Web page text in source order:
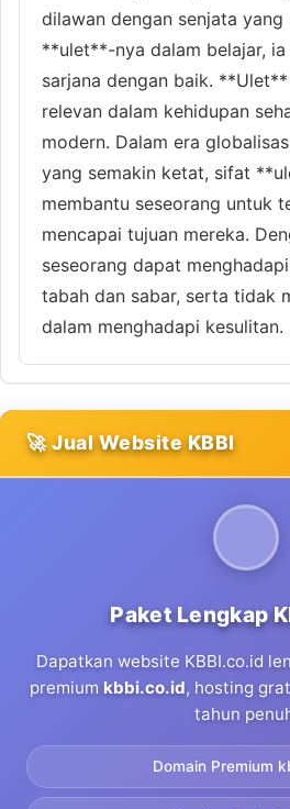
dilawan dengan senjata yang
**ulet**-nya dalam belajar, ia
sarjana dengan baik.
relevan dalam kehidupan
modern. Dalam era
yang semakin ketat, sifat
membantu seseorang untuk
mencapai tujuan mereka.
seseorang dapat
tabah dan sabar, serta tidak
dalam menghadapi kesulitan.
🚀 Jual Website KBBI
Paket Lengkap
Dapatkan website KBBI.co.id
premium kbbi.co.id, hosting
tahun
Domain Premium